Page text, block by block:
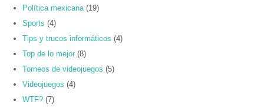
Política mexicana (19)
Sports (4)
Tips y trucos informáticos (4)
Top de lo mejor (8)
Torneos de videojuegos (5)
Videojuegos (4)
WTF? (7)